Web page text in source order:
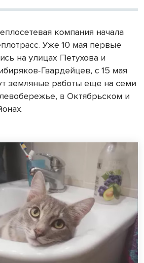
компания начала
Уже 10 мая первые
на улицах Петухова и
Гвардейцев, с 15 мая
земляные работы еще на семи
в Октябрьском и